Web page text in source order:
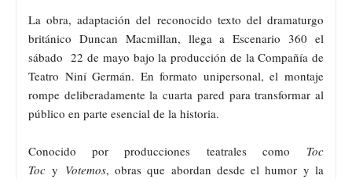
La obra, adaptación del reconocido texto del dramaturgo
británico Duncan Macmillan, llega a Escenario 360 el
sábado 22 de mayo bajo la producción de la Compañía de
Teatro Niní Germán. En formato unipersonal, el montaje
rompe deliberadamente la cuarta pared para transformar al
público en parte esencial de la historia.
Conocido por producciones teatrales como Toc
Tocy Votemos, obras que abordan desde el humor y la